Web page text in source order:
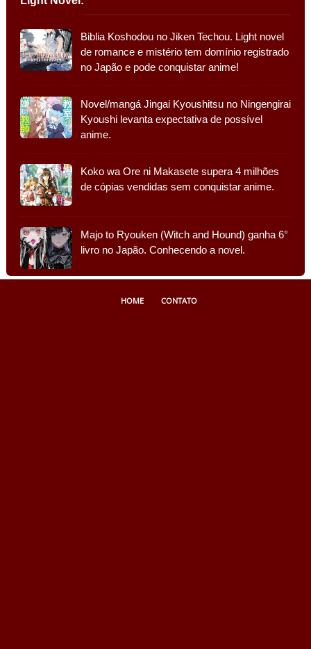
Biblia Koshodou no Jiken Techou. Light novel
de romance e mistério tem domínio registrado
no Japão e pode conquistar anime!
Novel/mangá Jingai Kyoushitsu no Ningengirai
Kyoushi levanta expectativa de possível
anime.
Koko wa Ore ni Makasete supera 4 milhões
de cópias vendidas sem conquistar anime.
Majo to Ryouken (Witch and Hound) ganha 6°
livro no Japão. Conhecendo a novel.
HOME CONTATO